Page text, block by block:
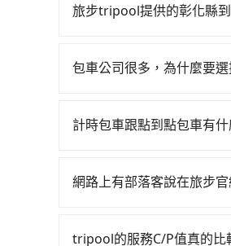
甲租乙還的服務，所以要
慮打電話至附近的計程車
台北或新北的30倍之多。
旅步tripool提供的彰化縣
司機以外，從上車到下車
包車公司很多，為什麼要
途安全無憂，我們的司機
值得信任的不二選擇！
計時包車跟點到點包車有什
通常以每小時為單位，客
一個城市的長途包車。
網路上有部落客說在旅步
tripool的服務C/P值真的比